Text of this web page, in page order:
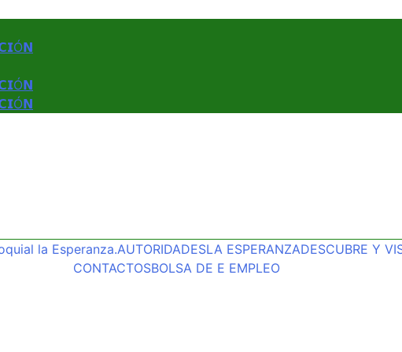
la Esperanza.AUTORIDADESLA ESPERANZADESCUBRE Y
CONTACTOSBOLSA DE E EMPLEO